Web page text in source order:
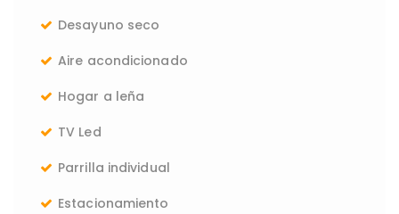
Desayuno seco
Aire acondicionado
Hogar a leña
TV Led
Parrilla individual
Estacionamiento